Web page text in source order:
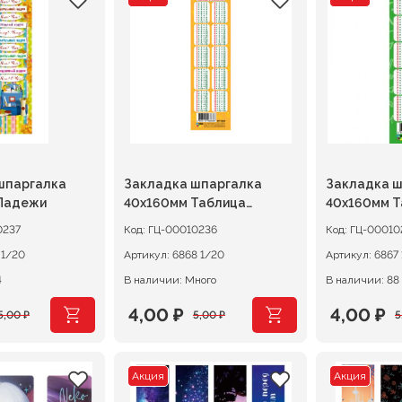
20,00 ₽.
138,00
1619 1/20
₽
Закладка шпаргалка
40х160мм Таблица
Код: ГЦ-00010236
Артикул:
6868 1/20
В наличии: Много
5,00₽
Первоначальная
составляла
4,00 ₽
Текущая
4,00 ₽.
Закладка
40х160мм
Код: ГЦ-
Артикул:
В наличии: 88
4,00 ₽
Текущая
4,00 ₽.
Акция Акция